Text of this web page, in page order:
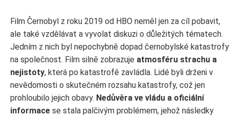
Film Černobyl z roku 2019 od HBO neměl jen za cíl pobavit,
ale také vzdělávat a vyvolat diskuzi o důležitých tématech.
Jedním z nich byl nepochybně dopad černobylské katastrofy
na společnost. Film silně zobrazuje atmosféru strachu a
nejistoty, která po katastrofě zavládla. Lidé byli drženi v
nevědomosti o skutečném rozsahu katastrofy, což jen
prohloubilo jejich obavy. Nedůvěra ve vládu a oficiální
informace se stala palčivým problémem, jehož následky